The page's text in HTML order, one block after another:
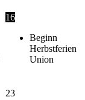
16
Beginn
Herbstferien
Union
23